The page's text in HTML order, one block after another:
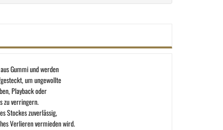
Gummi und werden
um ungewollte
Playback oder
zu verringern.
Stockes zuverlässig,
Verlieren vermieden wird.